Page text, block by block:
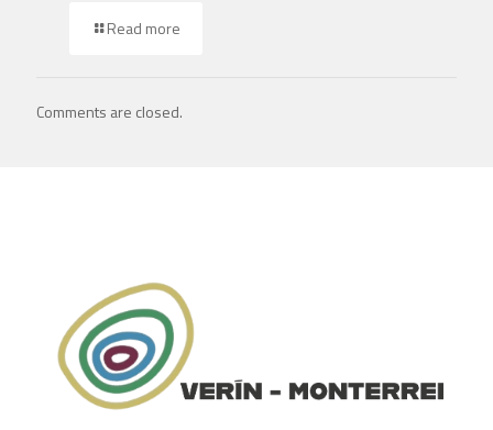
Read more
Comments are closed.